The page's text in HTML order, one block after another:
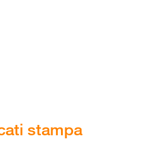
stampa